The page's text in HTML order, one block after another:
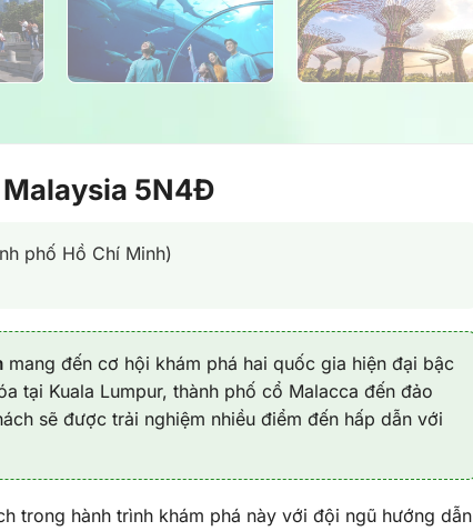
5N4Đ
phố Hồ Chí Minh)
mang đến cơ hội khám phá hai quốc gia hiện đại bậc
tại Kuala Lumpur, thành phố cổ Malacca đến đảo
sẽ được trải nghiệm nhiều điểm đến hấp dẫn với
trong hành trình khám phá này với đội ngũ hướng dẫn